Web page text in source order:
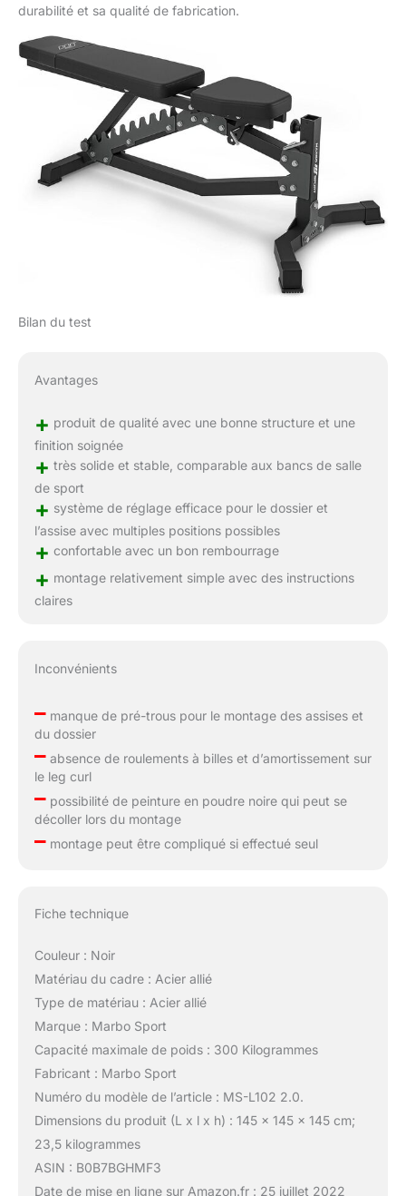
durabilité et sa qualité de fabrication.
Bilan du test
Avantages
+ produit de qualité avec une bonne structure et une
finition soignée
+ très solide et stable, comparable aux bancs de salle
de sport
+ système de réglage efficace pour le dossier et
l’assise avec multiples positions possibles
+ confortable avec un bon rembourrage
+ montage relativement simple avec des instructions
claires
Inconvénients
–manque de pré-trous pour le montage des assises et
du dossier
–absence de roulements à billes et d’amortissement sur
le leg curl
–possibilité de peinture en poudre noire qui peut se
décoller lors du montage
–montage peut être compliqué si effectué seul
Fiche technique
Couleur : Noir
Matériau du cadre : Acier allié
Type de matériau : Acier allié
Marque : Marbo Sport
Capacité maximale de poids : 300 Kilogrammes
Fabricant : Marbo Sport
Numéro du modèle de l’article : MS-L102 2.0.
Dimensions du produit (L x l x h) : 145 x 145 x 145 cm;
23,5 kilogrammes
ASIN : B0B7BGHMF3
Date de mise en ligne sur Amazon.fr : 25 juillet 2022